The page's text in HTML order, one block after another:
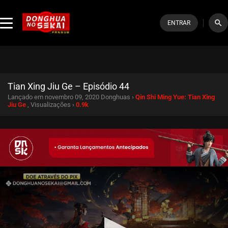
ENTRAR search
Tian Xing Jiu Ge – Episódio 44
Lançado em novembro 09, 2020 Donghuas › Qin Shi Ming Yue: Tian Xing
Jiu Ge , Visualizações › 0.9k